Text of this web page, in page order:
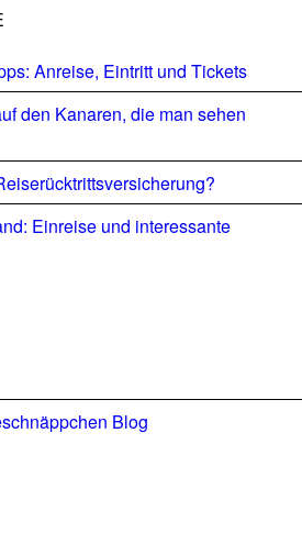
Anreise, Eintritt und Tickets
den Kanaren, die man sehen
Einreise und interessante
Blog